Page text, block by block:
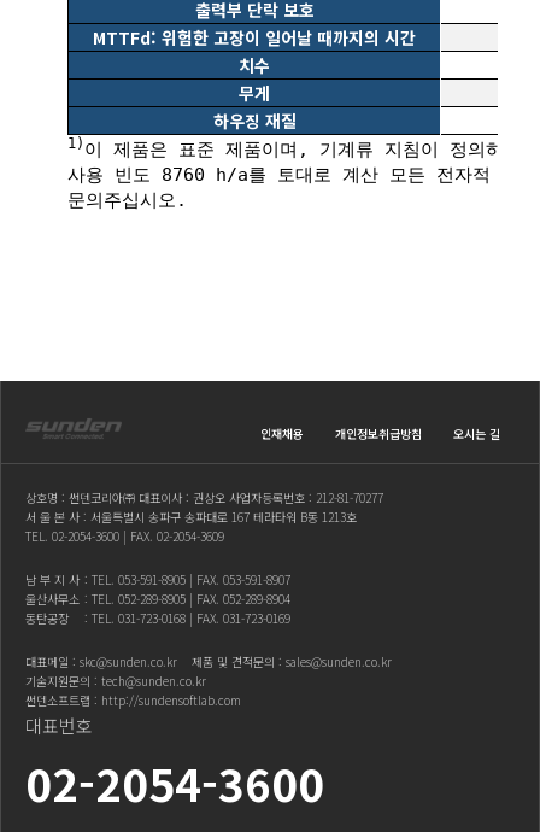
출력부 단락 보호
MTTFd: 위험한 고장이 일어날 때까지의 시간
치수
무게
하우징 재질
1) 이 제품은 표준 제품이며, 기계류 지침이 정의하
사용 빈도 8760 h/a를 토대로 계산 모든 전자적 고
문의주십시오.
인재채용 개인정보취급방침 오시는 길
상호명 : 썬덴코리아㈜ 대표이사 : 권상오 사업자등록번호 : 212-81-70277
서 울 본 사 : 서울특별시 송파구 송파대로 167 테라타워 B동 1213호
TEL. 02-2054-3600 | FAX. 02-2054-3609
남 부 지 사 : TEL. 053-591-8905 | FAX. 053-591-8907
울산사무소 : TEL. 052-289-8905 | FAX. 052-289-8904
동탄공장
: TEL. 031-723-0168 | FAX. 031-723-0169
대표메일 : skc@sunden.co.kr 제품 및 견적문의 : sales@sunden.co.kr
기술지원문의 : tech@sunden.co.kr
썬덴소프트랩 : http://sundensoftlab.com
대표번호
02-2054-3600